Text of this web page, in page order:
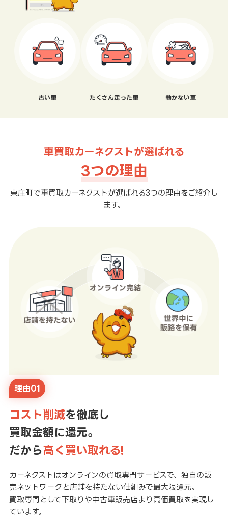
古い車 たくさん走った車 動かない車
車買取カーネクストが選ばれる
3つの理由
東庄町で車買取カーネクストが選ばれる3つの理由をご紹介し
ます。
理由01
コスト削減を徹底し
買取金額に還元。
だから高く買い取れる!
カーネクストはオンラインの買取専門サービスで、独自の販
売ネットワークと店舗を持たない仕組みで最大限還元。
買取専門として下取りや中古車販売店より高価買取を実現し
ています。